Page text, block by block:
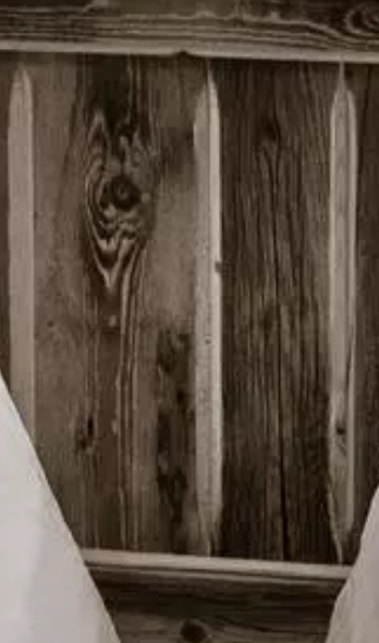
SIE HABEN
.. Ihren privaten
Und eingebettet in unser
Chalet-Dorf.
IHR EIGENES CHALET
Es ist wie in Ihrer schönsten
beziehen Ihr eigenes Chalet